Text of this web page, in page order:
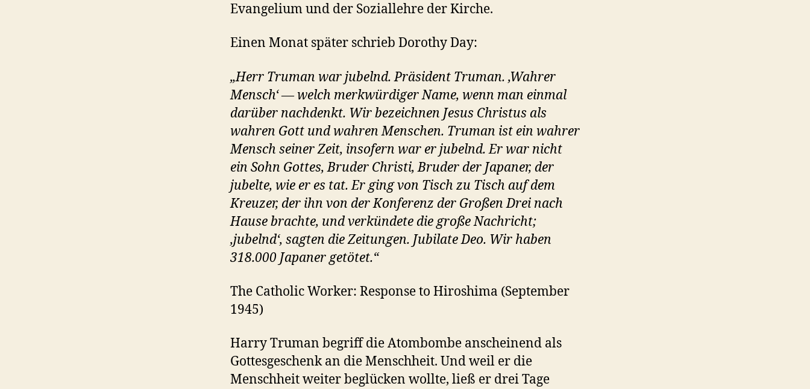
Evangelium und der Soziallehre der Kirche.
Einen Monat später schrieb Dorothy Day:
„Herr Truman war jubelnd. Präsident Truman. ‚Wahrer
Mensch‘ — welch merkwürdiger Name, wenn man einmal
darüber nachdenkt. Wir bezeichnen Jesus Christus als
wahren Gott und wahren Menschen. Truman ist ein wahrer
Mensch seiner Zeit, insofern war er jubelnd. Er war nicht
ein Sohn Gottes, Bruder Christi, Bruder der Japaner, der
jubelte, wie er es tat. Er ging von Tisch zu Tisch auf dem
Kreuzer, der ihn von der Konferenz der Großen Drei nach
Hause brachte, und verkündete die große Nachricht;
‚jubelnd‘, sagten die Zeitungen. Jubilate Deo. Wir haben
318.000 Japaner getötet.“
The Catholic Worker: Response to Hiroshima (September
1945)
Harry Truman begriff die Atombombe anscheinend als
Gottesgeschenk an die Menschheit. Und weil er die
Menschheit weiter beglücken wollte, ließ er drei Tage